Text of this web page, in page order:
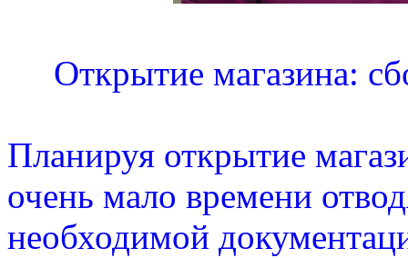
Открытие магазина:
Планируя открытие
очень мало времени
необходимой